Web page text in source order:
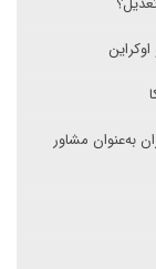
به‌عنوان مشاور